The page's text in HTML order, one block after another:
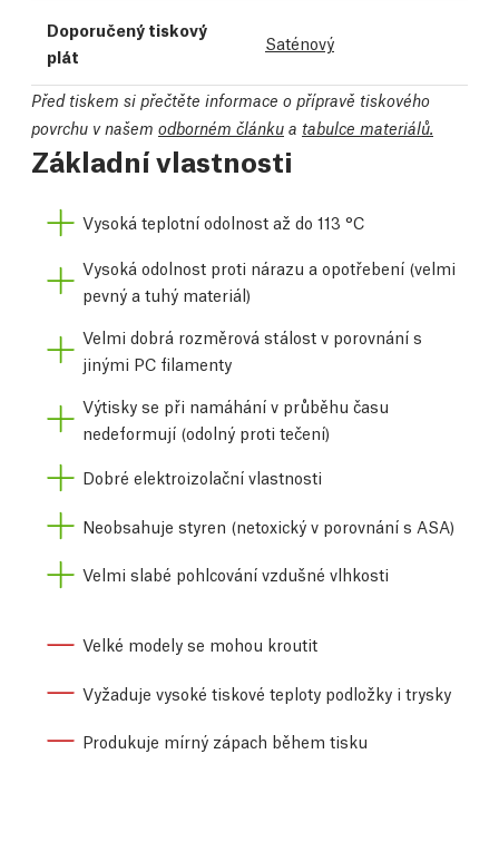
Doporučený tiskový
plát
Saténový
Před tiskem si přečtěte informace o přípravě tiskového
povrchu v našem odborném článku a tabulce materiálů.
Základní vlastnosti
Vysoká teplotní odolnost až do 113 °C
Vysoká odolnost proti nárazu a opotřebení (velmi
pevný a tuhý materiál)
Velmi dobrá rozměrová stálost v porovnání s
jinými PC filamenty
Výtisky se při namáhání v průběhu času
nedeformují (odolný proti tečení)
Dobré elektroizolační vlastnosti
Neobsahuje styren (netoxický v porovnání s ASA)
Velmi slabé pohlcování vzdušné vlhkosti
Velké modely se mohou kroutit
Vyžaduje vysoké tiskové teploty podložky i trysky
Produkuje mírný zápach během tisku